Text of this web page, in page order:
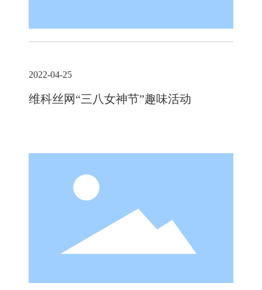
2022-04-25
维科丝网“三八女神节”趣味活动